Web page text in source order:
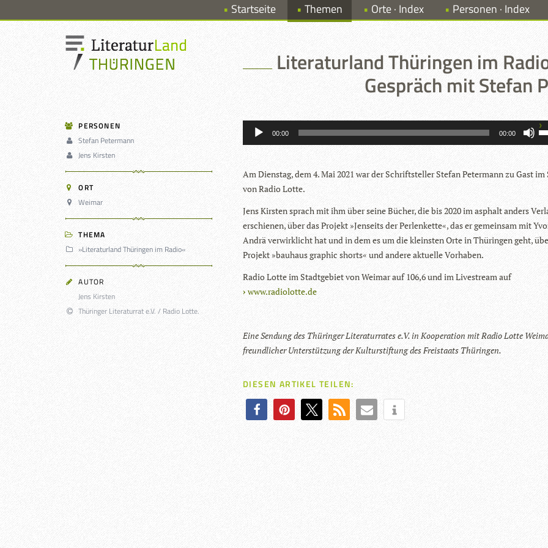
Startseite Themen Orte · Index Personen · Index
Literaturland Thüringen im
Gespräch mit Stefan
PERSONEN
Stefan Petermann
Jens Kirsten
ORT
Weimar
THEMA
»Literaturland Thüringen im Radio«
AUTOR
Jens Kirsten
Thüringer Literaturrat e.V. / Radio Lotte.
Audio-
Player 00:00 00:00
Am Diens­tag, dem 4. Mai 2021 war der Schrift­stel­ler Ste­fan Peter­mann zu Gast
von Radio Lotte.
Jens Kirs­ten sprach mit ihm über seine Bücher, die bis 2020 im asphalt anders
erschie­nen, über das Pro­jekt »Jen­seits der Per­len­kette«, das er gemein­sam mit
Andrä ver­wirk­licht hat und in dem es um die kleins­ten Orte in Thü­rin­gen geht,
Pro­jekt »bau­haus gra­phic shorts« und andere aktu­elle Vorhaben.
Radio Lotte im Stadt­ge­biet von Wei­mar auf 106,6 und im Live­stream auf
www.radiolotte.de
Eine Sen­dung des Thü­rin­ger Lite­ra­tur­ra­tes e.V. in Koope­ra­tion mit Radio Lotte
freund­li­cher Unter­stüt­zung der Kul­tur­stif­tung des Frei­staats Thüringen.
DIESEN ARTIKEL TEILEN: